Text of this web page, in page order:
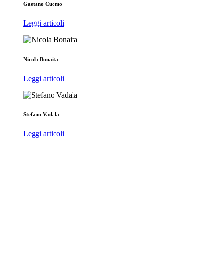
Gaetano Cuomo
Leggi articoli
Nicola Bonaita
Leggi articoli
Stefano Vadala
Leggi articoli